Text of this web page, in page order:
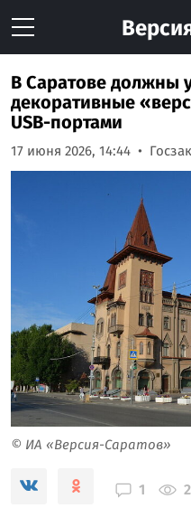
В Саратове должны
декоративные
USB-портами
17 июня 2026, 14:44
© ИА «Версия-Саратов»
1